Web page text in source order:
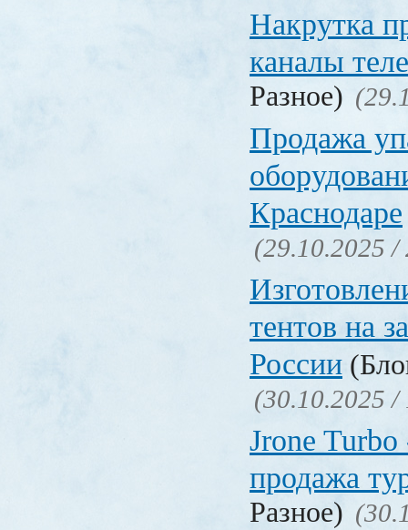
Накрутка
каналы
Разное)
Продажа
Краснодаре
(29.10.2025 /
тентов на
России
(30.10.2025 /
Jrone
продажа
Разное)